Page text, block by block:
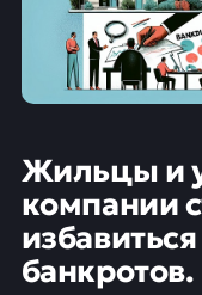
Жильцы и
компании
банкротов.